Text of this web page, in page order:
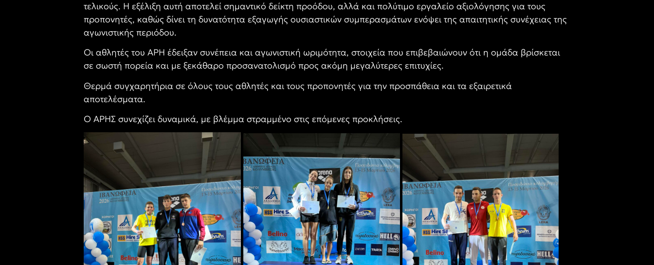
τελικούς. Η εξέλιξη αυτή αποτελεί σημαντικό δείκτη προόδου, αλλά και πολύτιμο εργαλείο αξιολόγησης για τους
προπονητές, καθώς δίνει τη δυνατότητα εξαγωγής ουσιαστικών συμπερασμάτων ενόψει της απαιτητικής συνέχειας της
αγωνιστικής περιόδου.
Οι αθλητές του ΑΡΗ έδειξαν συνέπεια και αγωνιστική ωριμότητα, στοιχεία που επιβεβαιώνουν ότι η ομάδα βρίσκεται
σε σωστή πορεία και με ξεκάθαρο προσανατολισμό προς ακόμη μεγαλύτερες επιτυχίες.
Θερμά συγχαρητήρια σε όλους τους αθλητές και τους προπονητές για την προσπάθεια και τα εξαιρετικά
αποτελέσματα.
Ο ΑΡΗΣ συνεχίζει δυναμικά, με βλέμμα στραμμένο στις επόμενες προκλήσεις.